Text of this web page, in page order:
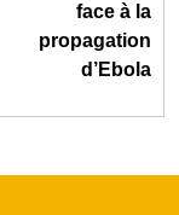
face à la
propagation
d’Ebola